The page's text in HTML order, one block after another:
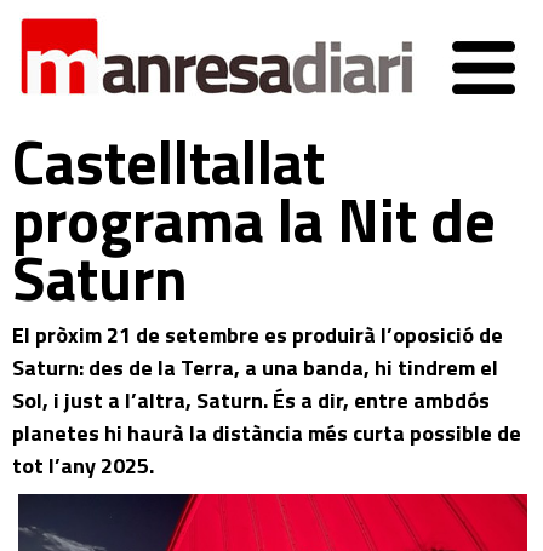
Castelltallat
programa la Nit de
Saturn
El pròxim 21 de setembre es produirà l’oposició de
Saturn: des de la Terra, a una banda, hi tindrem el
Sol, i just a l’altra, Saturn. És a dir, entre ambdós
planetes hi haurà la distància més curta possible de
tot l’any 2025.